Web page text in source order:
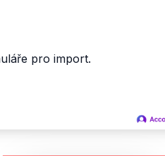
pro import.